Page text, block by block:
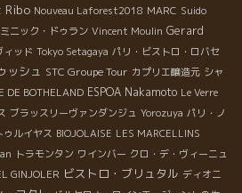
Ribo Nouveau Laforest2018 MARC Suido
ニック・ドゥラン Vincent Moulin Gerard
ィッド Tokyo Setagaya パリ・ビストロ・ロバセ
ッシュ STC Groupe Tour カプリエ醸造元 シャ
DE BOTHELAND ESPOA Nakamoto Le Verre
ブラッスリーヴァンダンジュ Yorozuya パリ・ノ
ゥルイヤス BIOJOLAISE LES MARCELLINS
トラモンタン ワインバー クロ・デ・ヴィーニュ
GINJOLER ビストロ・ブリュタル ディオニ